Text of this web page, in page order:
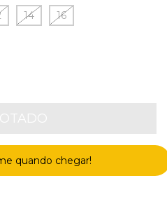
14 16
quando chegar!